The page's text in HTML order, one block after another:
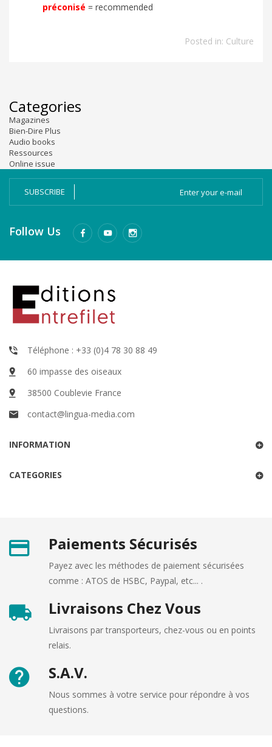
préconisé = recommended
Posted in: Culture
Categories
Magazines
Bien-Dire Plus
Audio books
Ressources
Online issue
SUBSCRIBE
Follow Us
Téléphone : +33 (0)4 78 30 88 49
60 impasse des oiseaux
38500 Coublevie France
contact@lingua-media.com
INFORMATION
CATEGORIES
Paiements Sécurisés
Payez avec les méthodes de paiement sécurisées
comme : ATOS de HSBC, Paypal, etc... .
Livraisons Chez Vous
Livraisons par transporteurs, chez-vous ou en points
relais.
S.A.V.
Nous sommes à votre service pour répondre à vos
questions.